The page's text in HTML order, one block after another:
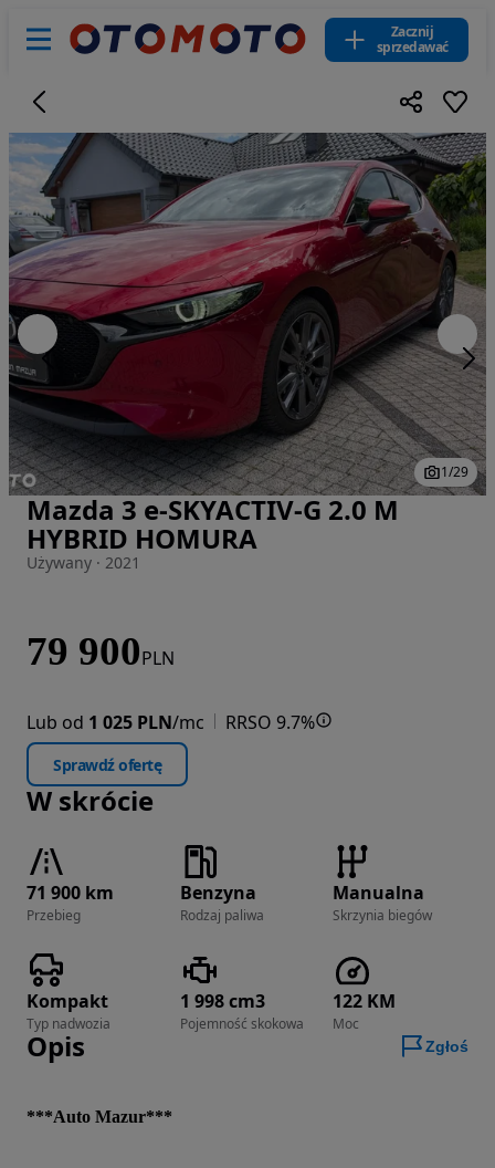
Zacznij
sprzedawać
Zdjęcie 1 z 29
1/29
Mazda 3 e-SKYACTIV-G 2.0 M
HYBRID HOMURA
Używany · 2021
79 900PLN
Lub od 1 025 PLN/mc RRSO 9.7%
Sprawdź ofertę
W skrócie
71 900 km
Przebieg
Benzyna
Rodzaj paliwa
Manualna
Skrzynia biegów
Kompakt
Typ nadwozia
1 998 cm3
Pojemność skokowa
122 KM
Moc
Opis Zgłoś
***Auto Mazur***